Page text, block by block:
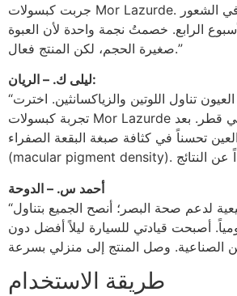
جربت كبسولات Mor Lazurde. لاحظت انخفاضاً في الشعور
الرابع. خصمتُ نجمة واحدة لأن العبوة
صغيرة الحجم، لكن المنتج فعال.”
ليلى ك. – الريان:
“اقترح عليّ طبيب العيون تناول اللوتين والزياكسانثين. اخترت
تجربة كبسولات Mor Lazurde عبر الإنترنت في قطر. بعد
تحسناً في كثافة صبغة البقعة الصفراء
أحمد س. – الدوحة
“منتج رائع. وسيلة طبيعية لدعم صحة البصر؛ أنصح الجميع بتناول
أصبحت قيادتي للسيارة ليلاً أفضل دون
طريقة الاستخدام